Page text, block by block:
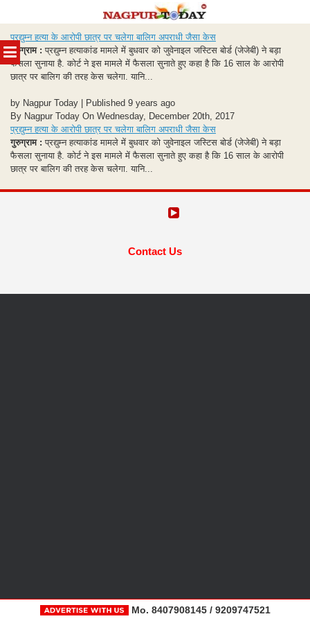
MENU
to
content
प्रद्युम्‍न हत्‍या के आरोपी छात्र पर चलेगा बालिग अपराधी जैसा केस
गुरुग्राम : प्रद्युम्‍न हत्‍याकांड मामले में बुधवार को जुवेनाइल जस्टिस बोर्ड (जेजेबी) ने बड़ा
फैसला सुनाया है. कोर्ट ने इस मामले में फैसला सुनाते हुए कहा है कि 16 साल के आरोपी
छात्र पर बालिग की तरह केस चलेगा. यानि...
by Nagpur Today | Published 9 years ago
By Nagpur Today On Wednesday, December 20th, 2017
प्रद्युम्‍न हत्‍या के आरोपी छात्र पर चलेगा बालिग अपराधी जैसा केस
गुरुग्राम : प्रद्युम्‍न हत्‍याकांड मामले में बुधवार को जुवेनाइल जस्टिस बोर्ड (जेजेबी) ने बड़ा
फैसला सुनाया है. कोर्ट ने इस मामले में फैसला सुनाते हुए कहा है कि 16 साल के आरोपी
छात्र पर बालिग की तरह केस चलेगा. यानि...
Contact Us
Mo. 8407908145 / 9209747521